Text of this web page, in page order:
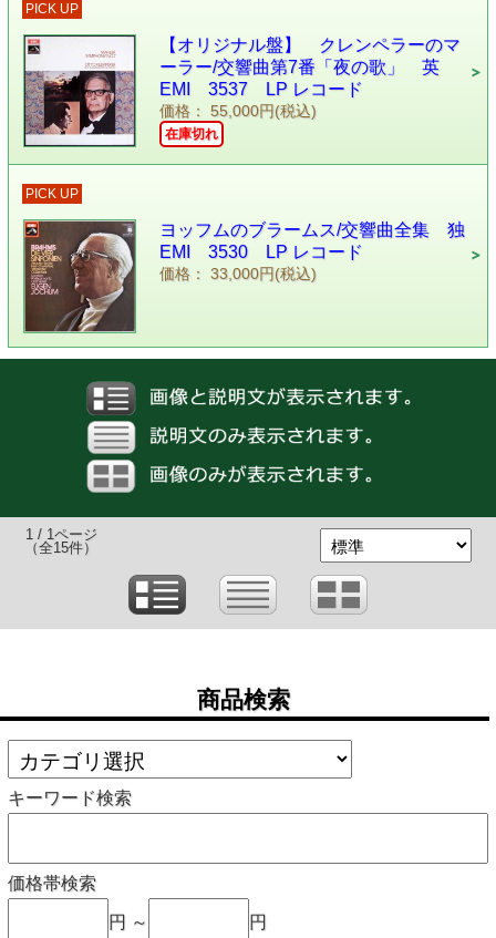
PICK UP
【オリジナル盤】 クレンペラーのマ
ーラー/交響曲第7番「夜の歌」 英
EMI 3537 LP レコード
価格： 55,000円(税込)
在庫切れ
PICK UP
ヨッフムのブラームス/交響曲全集 独
EMI 3530 LP レコード
価格： 33,000円(税込)
1 / 1ページ
（全15件）
商品検索
キーワード検索
価格帯検索
円 ～ 円